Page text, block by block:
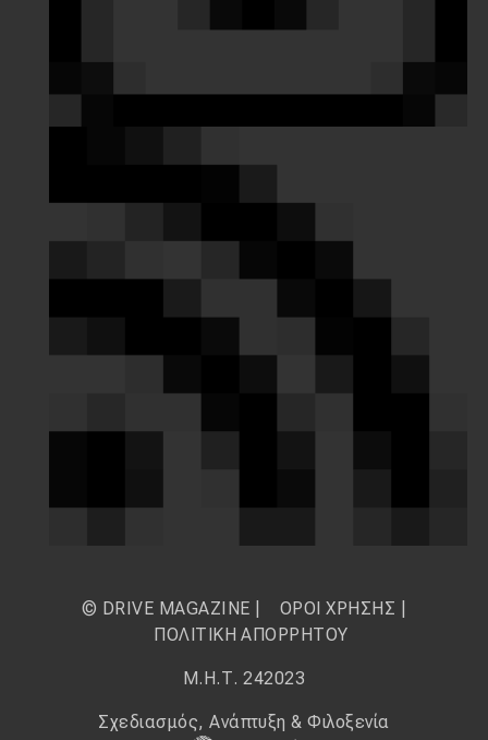
© DRIVE MAGAZINE | ΟΡΟΙ ΧΡΗΣΗΣ
ΠΟΛΙΤΙΚΗ ΑΠΟΡΡΗΤΟΥ
Μ.Η.Τ. 242023
Σχεδιασμός, Ανάπτυξη & Φιλοξενία